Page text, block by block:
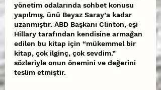
yönetim odalarında sohbet konusu
yapılmış, ünü Beyaz Saray’a kadar
uzanmıştır. ABD Başkanı Clinton, eşi
Hillary tarafından kendisine armağan
edilen bu kitap için “mükemmel bir
kitap, çok ilginç, çok sevdim.”
sözleriyle onun önemini ve değerini
teslim etmiştir.